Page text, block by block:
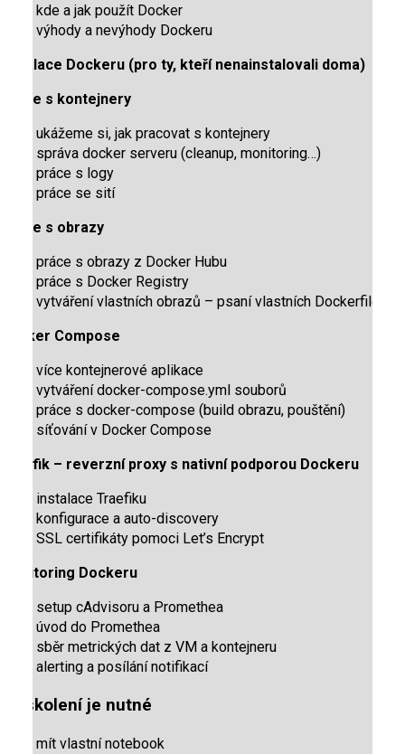
kde a jak použít Docker
výhody a nevýhody Dockeru
Instalace Dockeru (pro ty, kteří nenainstalovali doma)
Práce s kontejnery
ukážeme si, jak pracovat s kontejnery
správa docker serveru (cleanup, monitoring…)
práce s logy
práce se sití
Práce s obrazy
práce s obrazy z Docker Hubu
práce s Docker Registry
vytváření vlastních obrazů – psaní vlastních Dockerfiles
Docker Compose
více kontejnerové aplikace
vytváření docker-compose.yml souborů
práce s docker-compose (build obrazu, pouštění)
síťování v Docker Compose
Traefik – reverzní proxy s nativní podporou Dockeru
instalace Traefiku
konfigurace a auto-discovery
SSL certifikáty pomoci Let’s Encrypt
Monitoring Dockeru
setup cAdvisoru a Promethea
úvod do Promethea
sběr metrických dat z VM a kontejneru
alerting a posílání notifikací
Na školení je nutné
mít vlastní notebook